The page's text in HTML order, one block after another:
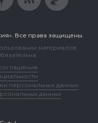
Все права защищены.
материалов
персональных данных
данных